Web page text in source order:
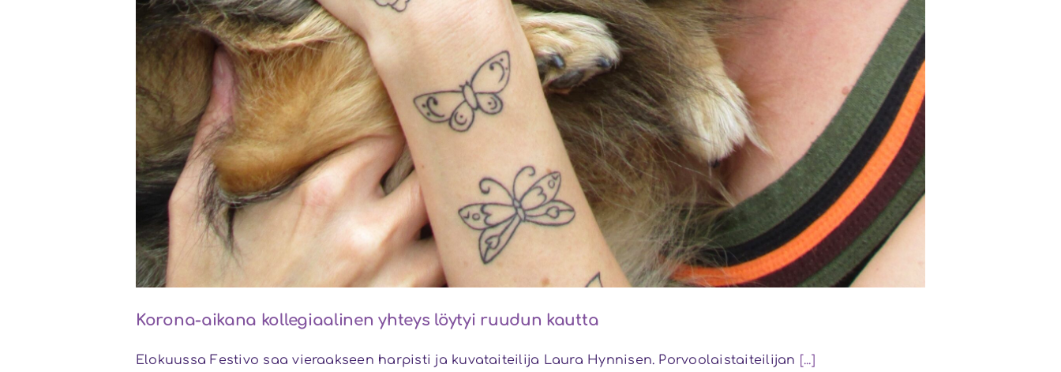
Korona-aikana kollegiaalinen yhteys löytyi ruudun kautta
Elokuussa Festivo saa vieraakseen harpisti ja kuvataiteilija Laura Hynnisen. Porvoolaistaiteilijan [...]